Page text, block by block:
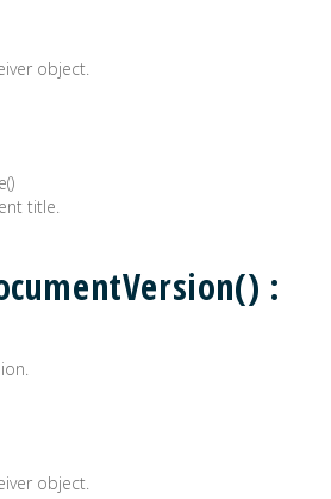
object.
title.
:
object.